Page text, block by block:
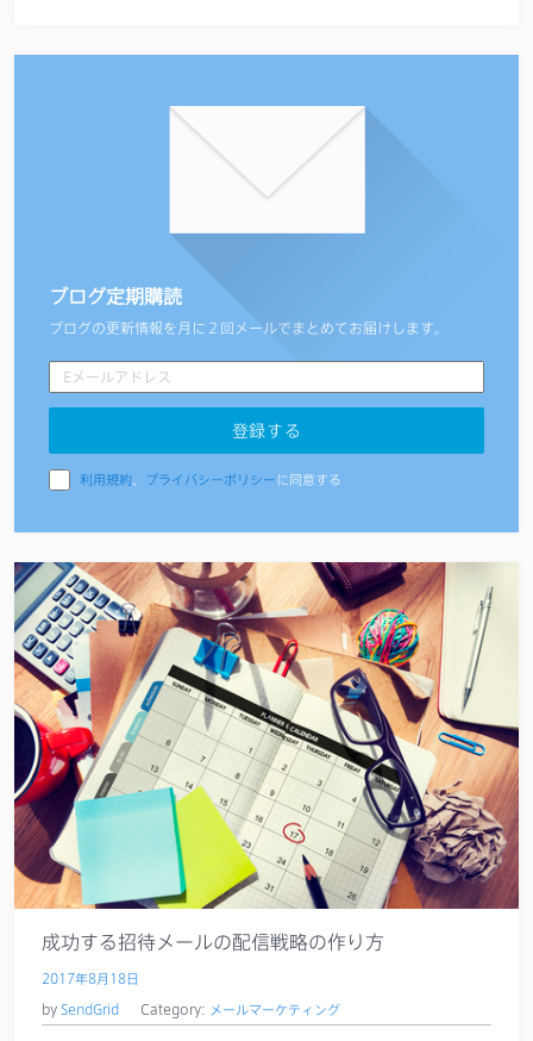
ブログ定期購読
ブログの更新情報を月に２回メールでまとめてお届けします。
利用規約、 プライバシーポリシーに同意する
成功する招待メールの配信戦略の作り方
2017年8月18日
by SendGrid Category: メールマーケティング